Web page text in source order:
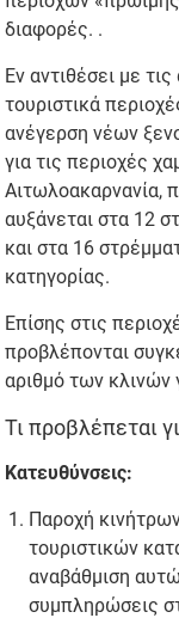
διαφορές. .
Εν αντιθέσει με
τουριστικά
ανέγερση νέων
για τις περιοχές
Αιτωλοακαρνανία,
αυξάνεται στα 12
και στα 16
κατηγορίας.
Επίσης στις
προβλέπονται
αριθμό των κλινών
Τι προβλέπεται
Κατευθύνσεις:
Παροχή
τουριστικών
αναβάθμιση
συμπληρώσεις